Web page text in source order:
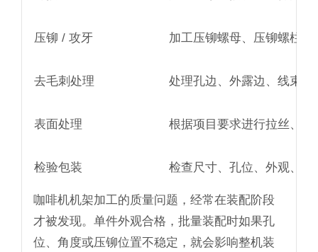
压铆 / 攻牙 加工压铆螺母、压铆螺柱
去毛刺处理 处理孔边、外露边、线束孔
表面处理 根据项目要求进行拉丝、
检验包装 检查尺寸、孔位、外观、
咖啡机机架加工的质量问题，经常在装配阶段
才被发现。单件外观合格，批量装配时如果孔
位、角度或压铆位置不稳定，就会影响整机装